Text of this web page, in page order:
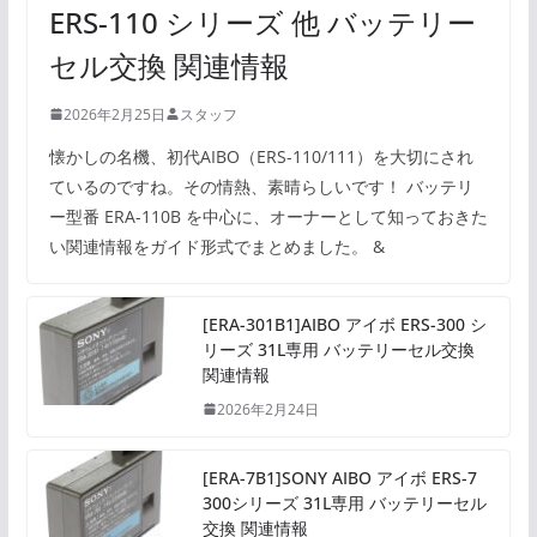
ERS-110 シリーズ 他 バッテリー
セル交換 関連情報
2026年2月25日 スタッフ
懐かしの名機、初代AIBO（ERS-110/111）を大切にされ
ているのですね。その情熱、素晴らしいです！ バッテリ
ー型番 ERA-110B を中心に、オーナーとして知っておきた
い関連情報をガイド形式でまとめました。 &
[ERA-301B1]AIBO アイボ ERS-300 シ
リーズ 31L専用 バッテリーセル交換
関連情報
2026年2月24日
[ERA-7B1]SONY AIBO アイボ ERS-7
300シリーズ 31L専用 バッテリーセル
交換 関連情報